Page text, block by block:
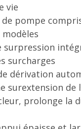
vie
de pompe
surpression
surcharges
dérivation
surextension de
prolonge la